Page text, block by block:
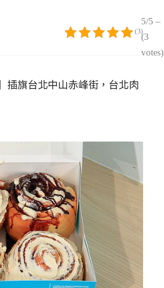
5/5 –
(3
votes)
(3)
插旗台北中山赤峰街，台北肉